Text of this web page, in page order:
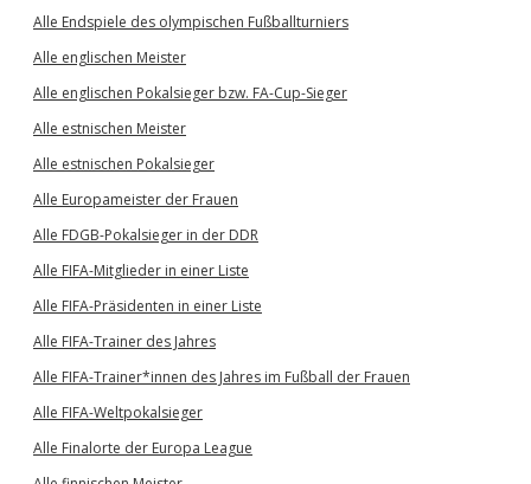
Alle Endspiele des olympischen Fußballturniers
Alle englischen Meister
Alle englischen Pokalsieger bzw. FA-Cup-Sieger
Alle estnischen Meister
Alle estnischen Pokalsieger
Alle Europameister der Frauen
Alle FDGB-Pokalsieger in der DDR
Alle FIFA-Mitglieder in einer Liste
Alle FIFA-Präsidenten in einer Liste
Alle FIFA-Trainer des Jahres
Alle FIFA-Trainer*innen des Jahres im Fußball der Frauen
Alle FIFA-Weltpokalsieger
Alle Finalorte der Europa League